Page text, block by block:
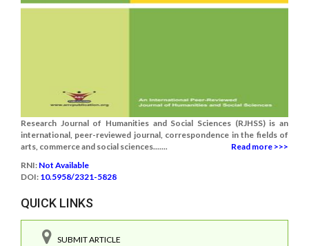
Research Journal of Humanities and Social Sciences (RJHSS) is an
international, peer-reviewed journal, correspondence in the fields of
arts, commerce and social sciences.......
Read more >>>
RNI: Not Available
DOI: 10.5958/2321-5828
QUICK LINKS
SUBMIT ARTICLE